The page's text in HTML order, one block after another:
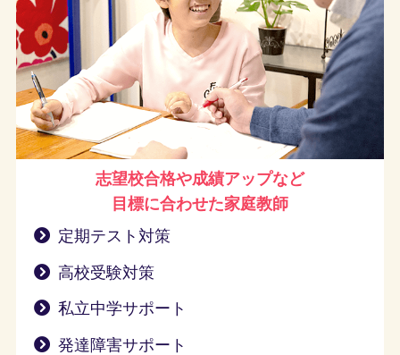
志望校合格や成績アップなど
目標に合わせた家庭教師
定期テスト対策
高校受験対策
私立中学サポート
発達障害サポート